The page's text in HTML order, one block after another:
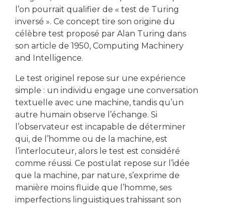
l’on pourrait qualifier de « test de Turing
inversé ». Ce concept tire son origine du
célèbre test proposé par Alan Turing dans
son article de 1950, Computing Machinery
and Intelligence.
Le test originel repose sur une expérience
simple : un individu engage une conversation
textuelle avec une machine, tandis qu’un
autre humain observe l’échange. Si
l’observateur est incapable de déterminer
qui, de l’homme ou de la machine, est
l’interlocuteur, alors le test est considéré
comme réussi. Ce postulat repose sur l’idée
que la machine, par nature, s’exprime de
manière moins fluide que l’homme, ses
imperfections linguistiques trahissant son